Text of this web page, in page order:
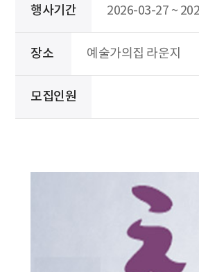
행사기간 2026-03-27 ~
장소 예술가의집 라운지
모집인원